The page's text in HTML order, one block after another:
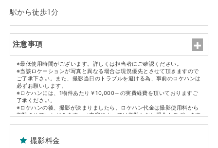
駅から徒歩1分
注意事項
※最低使用時間がございます。詳しくは担当者にご確認ください。
※当該ロケーションが写真と異なる場合は現況優先とさせて頂きますので
ご了承下さい。また、撮影当日のトラブルを避ける為、事前のロケハンは
必ずお願いします。
※ロケハンには、1物件あたり￥10,000～の実費経費を頂いておりますご
了承ください。
※ロケハンの後、撮影が決まりましたら、ロケハン代金は撮影使用料から
相殺させていただきます。（内容によっては相殺しない場合もございます
■原状回復
撮影料金